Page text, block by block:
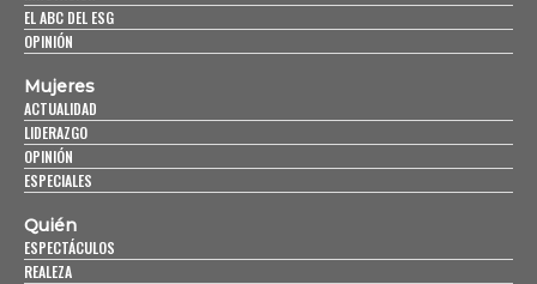
EL ABC DEL ESG
OPINIÓN
Mujeres
ACTUALIDAD
LIDERAZGO
OPINIÓN
ESPECIALES
Quién
ESPECTÁCULOS
REALEZA